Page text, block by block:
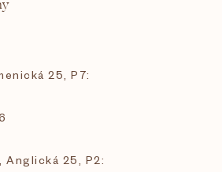
25, P7:
Anglická 25, P2: